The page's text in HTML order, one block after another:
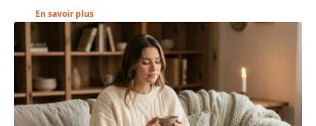
En savoir plus